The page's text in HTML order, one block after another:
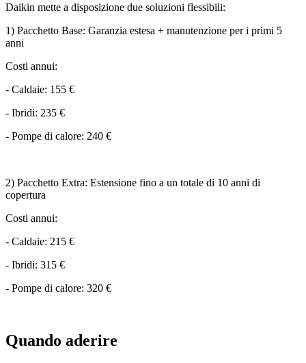
Daikin mette a disposizione due soluzioni flessibili:
1) Pacchetto Base: Garanzia estesa + manutenzione per i primi 5
anni
Costi annui:
- Caldaie: 155 €
- Ibridi: 235 €
- Pompe di calore: 240 €
2) Pacchetto Extra: Estensione fino a un totale di 10 anni di
copertura
Costi annui:
- Caldaie: 215 €
- Ibridi: 315 €
- Pompe di calore: 320 €
Quando aderire